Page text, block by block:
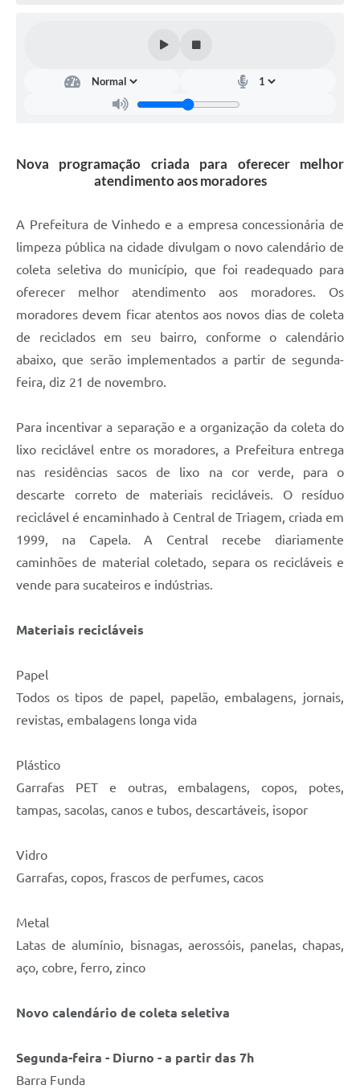
Sistema de Protocolo
Listagem dos CEPs de Vinhedo
Acesso à Informação
Contratos
Associação dos Servidores Públicos Municipais de
Vinhedo
Audiências Públicas
Carta de Serviços
Galeria de Vídeos
Contas Públicas
Legislação
Serviços Online
Nova programação criada para oferecer melhor
atendimento aos moradores
A Prefeitura de Vinhedo e a empresa concessionária de
limpeza pública na cidade divulgam o novo calendário de
coleta seletiva do município, que foi readequado para
oferecer melhor atendimento aos moradores. Os
moradores devem ficar atentos aos novos dias de coleta
de reciclados em seu bairro, conforme o calendário
abaixo, que serão implementados a partir de segunda-
feira, diz 21 de novembro.
Para incentivar a separação e a organização da coleta do
lixo reciclável entre os moradores, a Prefeitura entrega
nas residências sacos de lixo na cor verde, para o
descarte correto de materiais recicláveis. O resíduo
reciclável é encaminhado à Central de Triagem, criada em
1999, na Capela. A Central recebe diariamente
caminhões de material coletado, separa os recicláveis e
vende para sucateiros e indústrias.
Materiais recicláveis
Papel
Todos os tipos de papel, papelão, embalagens, jornais,
revistas, embalagens longa vida
Plástico
Garrafas PET e outras, embalagens, copos, potes,
tampas, sacolas, canos e tubos, descartáveis, isopor
Vidro
Garrafas, copos, frascos de perfumes, cacos
Metal
Latas de alumínio, bisnagas, aerossóis, panelas, chapas,
aço, cobre, ferro, zinco
Novo calendário de coleta seletiva
Segunda-feira - Diurno - a partir das 7h
Barra Funda